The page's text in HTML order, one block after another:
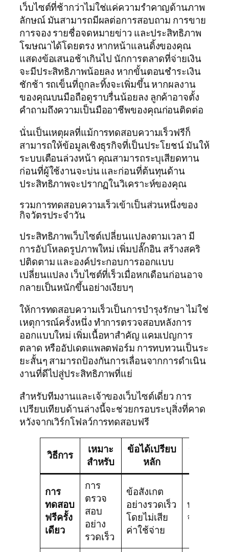
เว็บไซต์ที่ช้ากว่าไม่ใช่แค่ความรำคาญด้านภาพ
ลักษณ์ มันสามารถมีผลต่อการสอบถาม การขาย
การจอง รายชื่อจดหมายข่าว และประสิทธิภาพ
โฆษณาได้โดยตรง หากหน้าแลนดิ้งของคุณ
แสดงข้อเสนอช้าเกินไป นักการตลาดที่จ่ายเงิน
จะมีประสิทธิภาพน้อยลง หากขั้นตอนชำระเงิน
ชักช้า รถเข็นที่ถูกละทิ้งจะเพิ่มขึ้น หากผลงาน
ของคุณบนมือถือดูราบรื่นน้อยลง ลูกค้าอาจตั้ง
คำถามถึงความเป็นมืออาชีพของคุณก่อนติดต่อ
นั่นเป็นเหตุผลที่แม้การทดสอบความเร็วฟรีก็
สามารถให้ข้อมูลเชิงธุรกิจที่เป็นประโยชน์ มันให้
ระบบเตือนล่วงหน้า คุณสามารถระบุเสียดทาน
ก่อนที่ผู้ใช้งานจะบ่น และก่อนที่ต้นทุนด้าน
ประสิทธิภาพจะปรากฏในวิเคราะห์ของคุณ
รวมการทดสอบความเร็วเข้าเป็นส่วนหนึ่งของ
กิจวัตรประจำวัน
ประสิทธิภาพเว็บไซต์เปลี่ยนแปลงตามเวลา มี
การอัปโหลดรูปภาพใหม่ เพิ่มปลั๊กอิน สร้างสคริ
ปติดตาม และองค์ประกอบการออกแบบ
เปลี่ยนแปลง เว็บไซต์ที่เร็วเมื่อหกเดือนก่อนอาจ
กลายเป็นหนักขึ้นอย่างเงียบๆ
ให้การทดสอบความเร็วเป็นการบำรุงรักษา ไม่ใช่
เหตุการณ์ครั้งหนึ่ง ทำการตรวจสอบหลังการ
ออกแบบใหม่ เพิ่มเนื้อหาสำคัญ แคมเปญการ
ตลาด หรืออัปเดตแพลตฟอร์ม การทบทวนเป็นระ
ยะสั้นๆ สามารถป้องกันการเลื่อนจากการดำเนิน
งานที่ดีไปสู่ประสิทธิภาพที่แย่
สำหรับทีมงานและเจ้าของเว็บไซต์เดี่ยว การ
เปรียบเทียบด้านล่างนี้จะช่วยกรอบระบุสิ่งที่คาด
หวังจากเวิร์กโฟลว์การทดสอบฟรี
วิธีการ
เหมาะ
สำหรับ
ข้อได้เปรียบ
หลัก
การ
ทดสอบ
ฟรีครั้ง
เดียว
การ
ตรวจ
สอบ
อย่าง
รวดเร็ว
ข้อสังเกต
อย่างรวดเร็ว
โดยไม่เสีย
ค่าใช้จ่าย
บริบท
จำกัด